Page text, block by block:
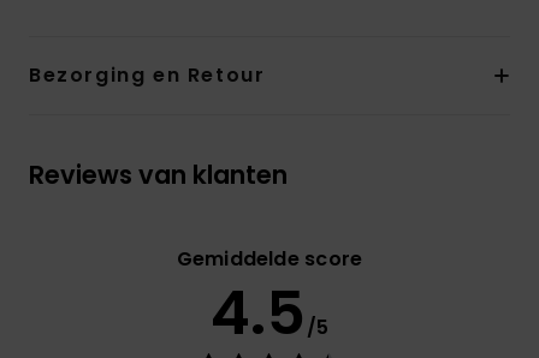
Bezorging en Retour
Reviews van klanten
Gemiddelde score
4.5 /5